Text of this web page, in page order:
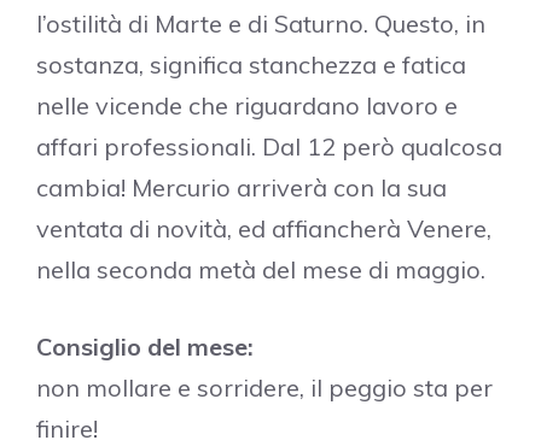
l’ostilità di Marte e di Saturno. Questo, in
sostanza, significa stanchezza e fatica
nelle vicende che riguardano lavoro e
affari professionali. Dal 12 però qualcosa
cambia! Mercurio arriverà con la sua
ventata di novità, ed affiancherà Venere,
nella seconda metà del mese di maggio.
Consiglio del mese:
non mollare e sorridere, il peggio sta per
finire!